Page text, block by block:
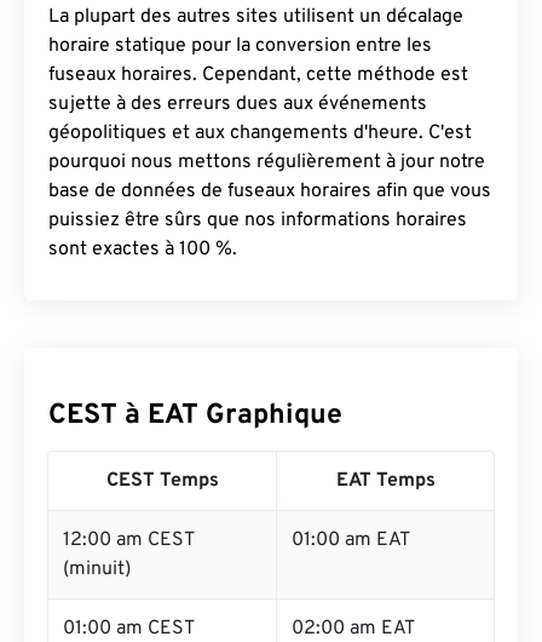
La plupart des autres sites utilisent un décalage
horaire statique pour la conversion entre les
fuseaux horaires. Cependant, cette méthode est
sujette à des erreurs dues aux événements
géopolitiques et aux changements d'heure. C'est
pourquoi nous mettons régulièrement à jour notre
base de données de fuseaux horaires afin que vous
puissiez être sûrs que nos informations horaires
sont exactes à 100 %.
CEST à EAT Graphique
CEST Temps EAT Temps
12:00 am CEST
(minuit)
01:00 am EAT
01:00 am CEST 02:00 am EAT